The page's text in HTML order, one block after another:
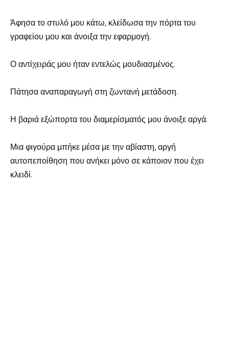
Άφησα το στυλό μου κάτω, κλείδωσα την πόρτα του
γραφείου μου και άνοιξα την εφαρμογή.
Ο αντίχειράς μου ήταν εντελώς μουδιασμένος.
Πάτησα αναπαραγωγή στη ζωντανή μετάδοση.
Η βαριά εξώπορτα του διαμερίσματός μου άνοιξε αργά.
Μια φιγούρα μπήκε μέσα με την αβίαστη, αργή
αυτοπεποίθηση που ανήκει μόνο σε κάποιον που έχει
κλειδί.